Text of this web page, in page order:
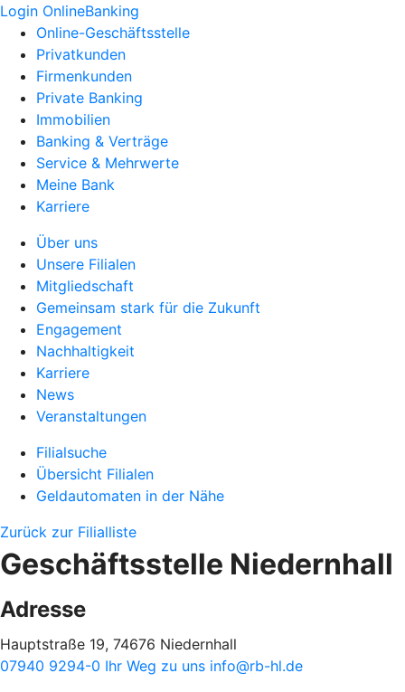
Login OnlineBanking
Online-Geschäftsstelle
Privatkunden
Firmenkunden
Private Banking
Immobilien
Banking & Verträge
Service & Mehrwerte
Meine Bank
Karriere
Über uns
Unsere Filialen
Mitgliedschaft
Gemeinsam stark für die Zukunft
Engagement
Nachhaltigkeit
Karriere
News
Veranstaltungen
Filialsuche
Übersicht Filialen
Geldautomaten in der Nähe
Zurück zur Filialliste
Geschäftsstelle Niedernhall
Adresse
Hauptstraße 19, 74676 Niedernhall
07940 9294-0 Ihr Weg zu uns info@rb-hl.de